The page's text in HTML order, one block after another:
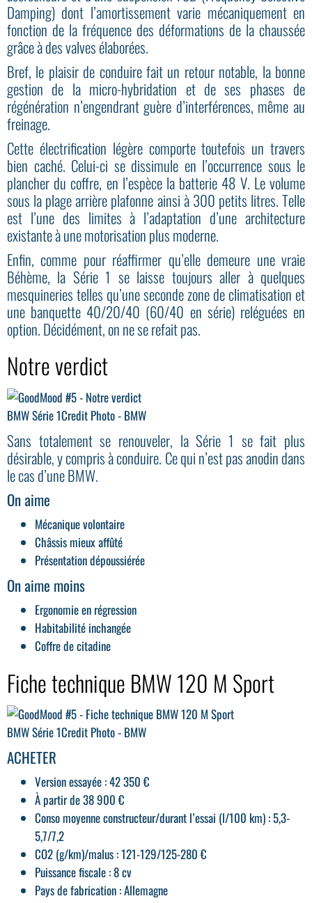
Damping) dont l’amortissement varie mécaniquement en
fonction de la fréquence des déformations de la chaussée
grâce à des valves élaborées.
Bref, le plaisir de conduire fait un retour notable, la bonne
gestion de la micro-hybridation et de ses phases de
régénération n’engendrant guère d’interférences, même au
freinage.
Cette électrification légère comporte toutefois un travers
bien caché. Celui-ci se dissimule en l’occurrence sous le
plancher du coffre, en l’espèce la batterie 48 V. Le volume
sous la plage arrière plafonne ainsi à 300 petits litres. Telle
est l’une des limites à l’adaptation d’une architecture
existante à une motorisation plus moderne.
Enfin, comme pour réaffirmer qu’elle demeure une vraie
Béhème, la Série 1 se laisse toujours aller à quelques
mesquineries telles qu’une seconde zone de climatisation et
une banquette 40/20/40 (60/40 en série) reléguées en
option. Décidément, on ne se refait pas.
Notre verdict
BMW Série 1Credit Photo - BMW
Sans totalement se renouveler, la Série 1 se fait plus
désirable, y compris à conduire. Ce qui n’est pas anodin dans
le cas d’une BMW.
On aime
Mécanique volontaire
Châssis mieux affûté
Présentation dépoussiérée
On aime moins
Ergonomie en régression
Habitabilité inchangée
Coffre de citadine
Fiche technique BMW 120 M Sport
BMW Série 1Credit Photo - BMW
ACHETER
Version essayée : 42 350 €
À partir de 38 900 €
Conso moyenne constructeur/durant l’essai (l/100 km) : 5,3-
5,7/7,2
CO2 (g/km)/malus : 121-129/125-280 €
Puissance fiscale : 8 cv
Pays de fabrication : Allemagne